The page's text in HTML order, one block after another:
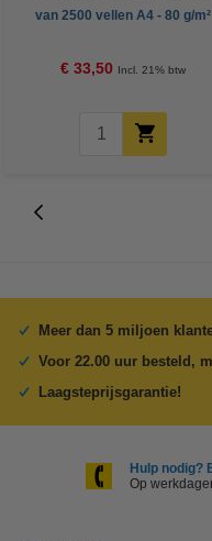
van 2500 vellen A4 - 80 g/m²
€ 33,50 Incl. 21% btw
Meer dan 5 miljoen
Voor 22.00 uur besteld,
Laagsteprijsgarantie!
Hulp nodig?
Op